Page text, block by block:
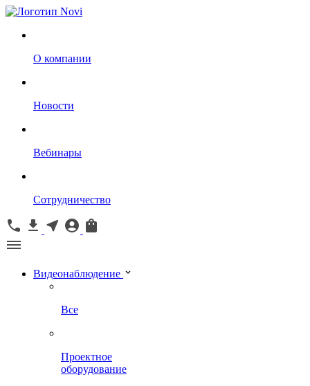
О компании
Новости
Вебинары
Сотрудничество
Видеонаблюдение
Все
Проектное
оборудование